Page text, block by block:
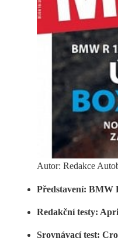
Autor: Redakce
Představení: BMW
Redakční testy:
Srovnávací test: